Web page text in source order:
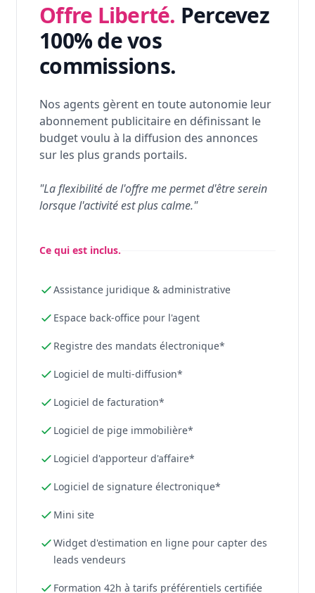
Offre Liberté. Percevez
100% de vos
commissions.
Nos agents gèrent en toute autonomie leur
abonnement publicitaire en définissant le
budget voulu à la diffusion des annonces
sur les plus grands portails.
"La flexibilité de l'offre me permet d'être serein
lorsque l'activité est plus calme."
Ce qui est inclus.
Assistance juridique & administrative
Espace back-office pour l'agent
Registre des mandats électronique*
Logiciel de multi-diffusion*
Logiciel de facturation*
Logiciel de pige immobilière*
Logiciel d'apporteur d'affaire*
Logiciel de signature électronique*
Mini site
Widget d'estimation en ligne pour capter des
leads vendeurs
Formation 42h à tarifs préférentiels certifiée